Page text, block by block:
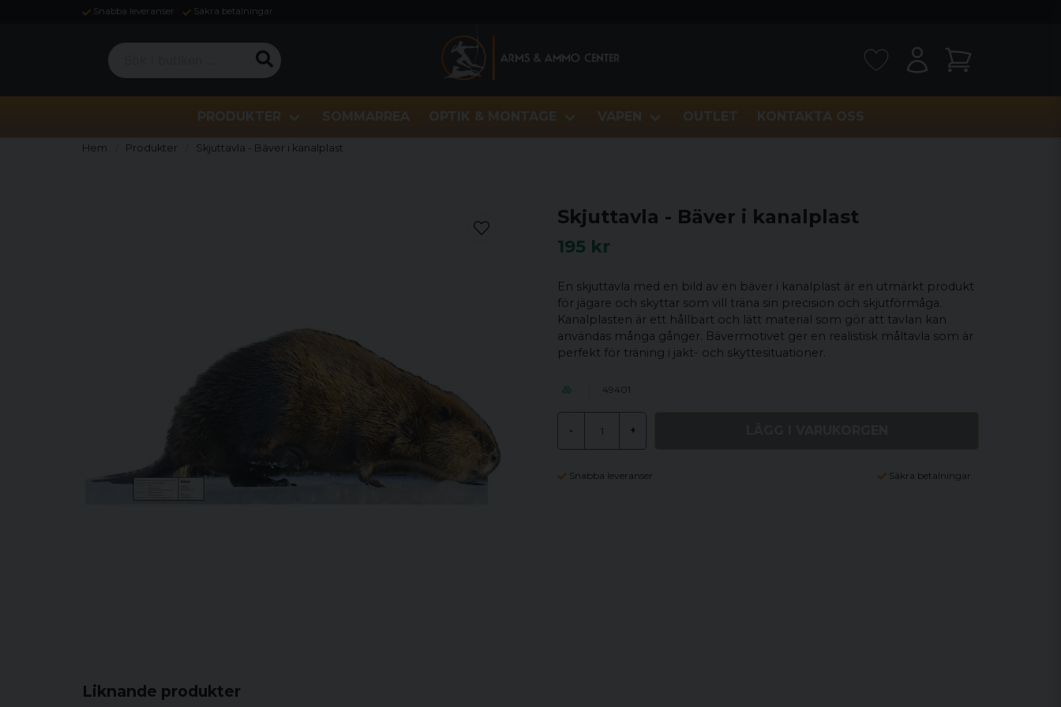
Snabba leveranser Säkra betalningar
Sök i butiken ...
PRODUKTER SOMMARREA OPTIK & MONTAGE VAPEN OUTLET KONTAKTA OSS
Hem Produkter Skjuttavla - Bäver i kanalplast
Skjuttavla - Bäver i kanalplast
195 kr
En skjuttavla med en bild av en bäver i kanalplast är en utmärkt produkt
för jägare och skyttar som vill träna sin precision och skjutförmåga.
Kanalplasten är ett hållbart och lätt material som gör att tavlan kan
användas många gånger. Bävermotivet ger en realistisk måltavla som är
perfekt för träning i jakt- och skyttesituationer.
49401
- +
Snabba leveranser Säkra betalningar
Liknande produkter